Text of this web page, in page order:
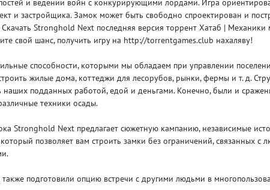
и ведении войн с конкурирующими лордами. Игра
и застройщика. Замок может быть свободно спроектирован и
Скачать Stronghold Next последняя версия торрент Хатаб |
свой шанс, получить игру на http://torrentgames.club нахаляву!
способности, которыми мы обладаем при управлении
жилые дома, коттеджи для лесорубов, рынки, фермы и т. д.
наших подданных работой, едой и деньгами. Конечно, были и
техники осады.
Stronghold Next предлагает сюжетную кампанию, независимые
позволяет вам строить замки без ограничений, связанных с
подготовили опцию встречи с другими людьми в
Рейтинг
3/ 5.0 65 ГБ
SHADOW OF THE ERDTREE